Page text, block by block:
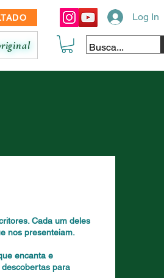
Log In
Cada um deles
nos presenteiam.
encanta e
para